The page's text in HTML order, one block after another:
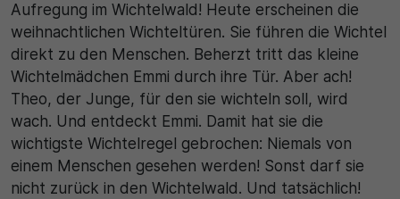
Aufregung im Wichtelwald! Heute erscheinen die
weihnachtlichen Wichteltüren. Sie führen die Wichtel
direkt zu den Menschen. Beherzt tritt das kleine
Wichtelmädchen Emmi durch ihre Tür. Aber ach!
Theo, der Junge, für den sie wichteln soll, wird
wach. Und entdeckt Emmi. Damit hat sie die
wichtigste Wichtelregel gebrochen: Niemals von
einem Menschen gesehen werden! Sonst darf sie
nicht zurück in den Wichtelwald. Und tatsächlich!
Zweck
Dieser Wert speichert Ihre Consent-Einstellungen.
Unter anderem eine zufällig generierte ID, für die
historische Speicherung Ihrer vorgenommen
Einstellungen, falls der Webseiten-Betreiber dies
eingestellt hat.
Name
_pk_ses\..*$
Anbieter
Matomo
Laufzeit